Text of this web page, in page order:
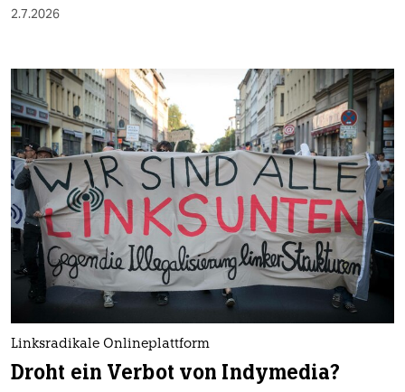
2.7.2026
Linksradikale Onlineplattform
Droht ein Verbot von Indymedia?